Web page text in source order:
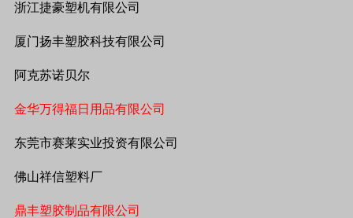
浙江捷豪塑机有限公司
厦门扬丰塑胶科技有限公司
阿克苏诺贝尔
金华万得福日用品有限公司
东莞市赛莱实业投资有限公司
佛山祥信塑料厂
鼎丰塑胶制品有限公司